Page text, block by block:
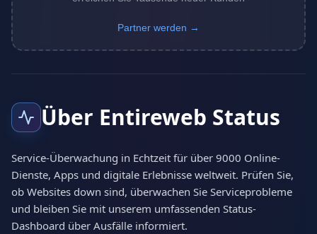
Partner werden →
Über Entireweb Status
Service-Überwachung in Echtzeit für über 9000 Online-
Dienste, Apps und digitale Erlebnisse weltweit. Prüfen Sie,
ob Websites down sind, überwachen Sie Serviceprobleme
und bleiben Sie mit unserem umfassenden Status-
Dashboard über Ausfälle informiert.